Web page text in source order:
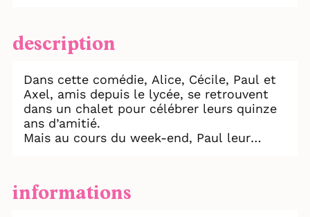
description
Dans cette comédie, Alice, Cécile, Paul et
Axel, amis depuis le lycée, se retrouvent
dans un chalet pour célébrer leurs quinze
ans d’amitié.
Mais au cours du week-end, Paul leur
Il leur présente un document aussi
absurde qu’inattendu : un Divorce Amical !
informations